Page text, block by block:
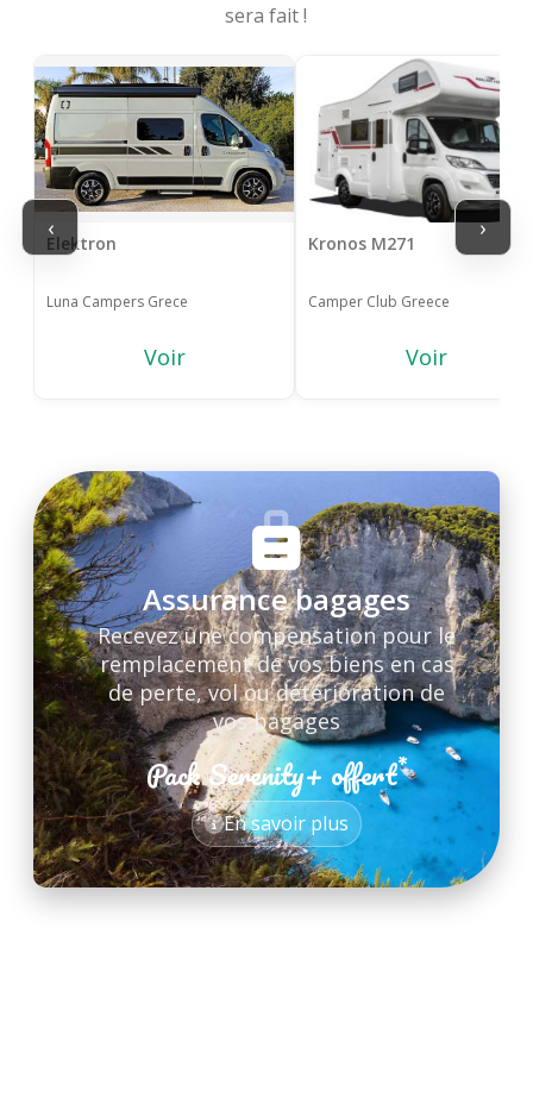
sera fait !
‹ ›
Elektron
Luna Campers Grece
Voir
Kronos M271
Camper Club Greece
Voir
*
Assurance bagages
Recevez une compensation pour le
remplacement de vos biens en cas
de perte, vol ou détérioration de
vos bagages
Pack Serenity+ offert*
En savoir plus